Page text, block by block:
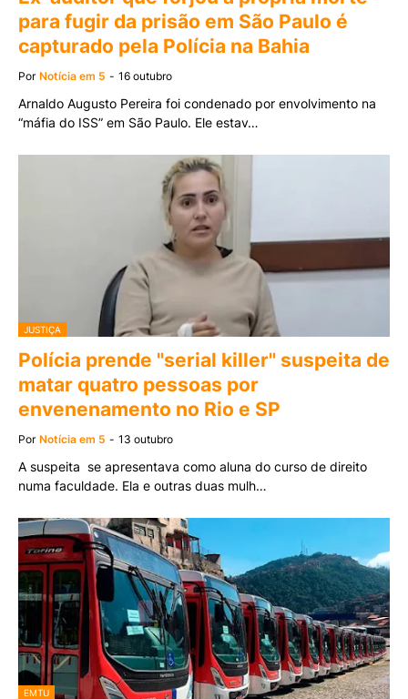
para fugir da prisão em São Paulo é
capturado pela Polícia na Bahia
Por Notícia em 5 - 16 outubro
Arnaldo Augusto Pereira foi condenado por envolvimento na
“máfia do ISS” em São Paulo. Ele estav…
JUSTIÇA
Polícia prende "serial killer" suspeita de
matar quatro pessoas por
envenenamento no Rio e SP
Por Notícia em 5 - 13 outubro
A suspeita se apresentava como aluna do curso de direito
numa faculdade. Ela e outras duas mulh…
EMTU